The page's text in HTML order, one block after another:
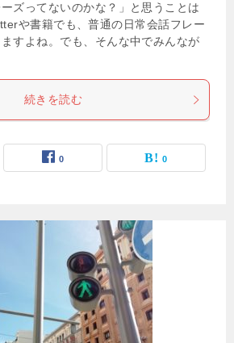
ズってないのかな？」と思うことは
や書籍でも、普通の日常会話フレー
すよね。でも、そんな中でみんなが
続きを読む
0 0